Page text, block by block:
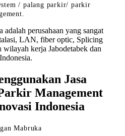
/ palang parkir/ parkir
perusahaan yang sangat
LAN, fiber optic, Splicing
kerja Jabodetabek dan
Jasa
Management
Indonesia